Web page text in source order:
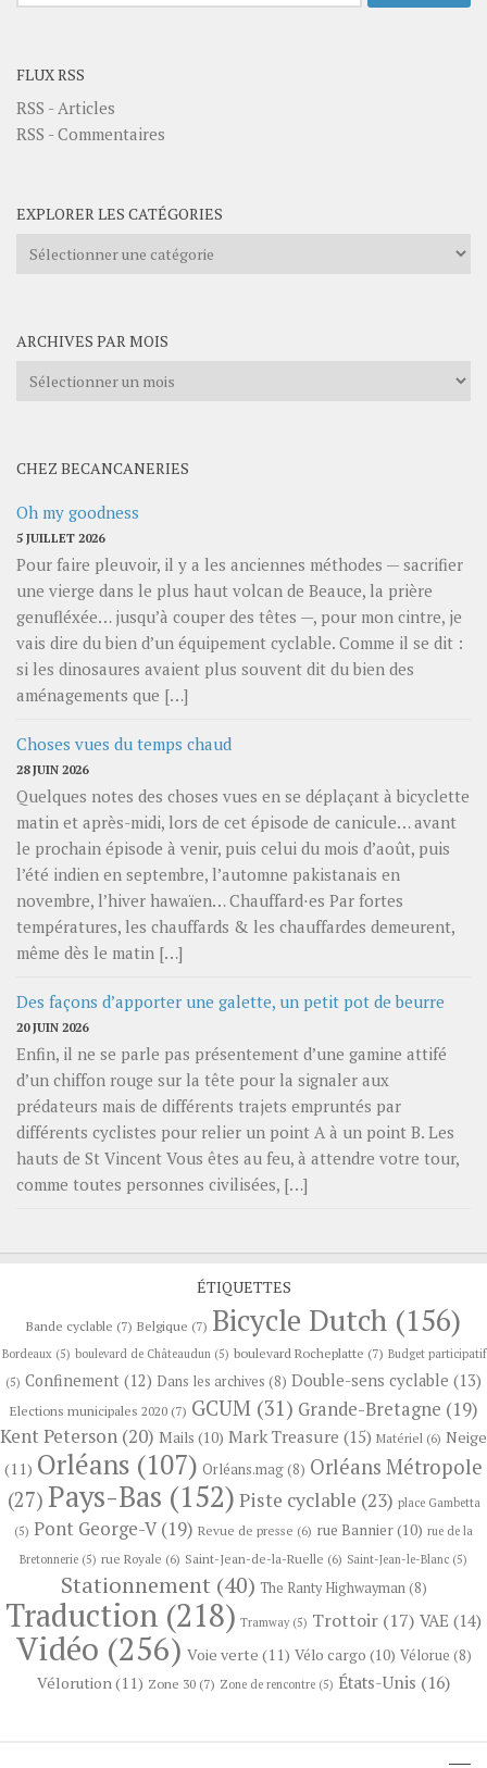
FLUX RSS
RSS - Articles
RSS - Commentaires
EXPLORER LES CATÉGORIES
Explorer
ARCHIVES PAR MOIS
Archives
CHEZ BECANCANERIES
Oh my goodness
5 JUILLET 2026
Pour faire pleuvoir, il y a les anciennes méthodes — sacrifier
une vierge dans le plus haut volcan de Beauce, la prière
genufléxée… jusqu’à couper des têtes —, pour mon cintre, je
vais dire du bien d’un équipement cyclable. Comme il se dit :
si les dinosaures avaient plus souvent dit du bien des
aménagements que […]
Choses vues du temps chaud
28 JUIN 2026
Quelques notes des choses vues en se déplaçant à bicyclette
matin et après-midi, lors de cet épisode de canicule… avant
le prochain épisode à venir, puis celui du mois d’août, puis
l’été indien en septembre, l’automne pakistanais en
novembre, l’hiver hawaïen… Chauffard⋅es Par fortes
températures, les chauffards & les chauffardes demeurent,
même dès le matin […]
Des façons d’apporter une galette, un petit pot de beurre
20 JUIN 2026
Enfin, il ne se parle pas présentement d’une gamine attifé
d’un chiffon rouge sur la tête pour la signaler aux
prédateurs mais de différents trajets empruntés par
différents cyclistes pour relier un point A à un point B. Les
hauts de St Vincent Vous êtes au feu, à attendre votre tour,
comme toutes personnes civilisées, […]
ÉTIQUETTES
Bande cyclable (7) Belgique (7) Bicycle Dutch (156)
Bordeaux (5) boulevard de Châteaudun (5) boulevard Rocheplatte (7) Budget participatif
(5) Confinement (12) Dans les archives (8) Double-sens cyclable (13)
Elections municipales 2020(7) GCUM (31) Grande-Bretagne (19)
Kent Peterson (20) Mails (10) Mark Treasure (15) Matériel (6) Neige
(11) Orléans (107) Orléans.mag (8) Orléans Métropole
(27) Pays-Bas (152) Piste cyclable (23) place Gambetta
(5) Pont George-V(19) Revue de presse (6) rue Bannier(10) rue de la
Bretonnerie (5) rue Royale (6) Saint-Jean-de-la-Ruelle (6) Saint-Jean-le-Blanc (5)
Stationnement (40) The Ranty Highwayman(8)
Traduction (218) Tramway(5) Trottoir (17) VAE (14)
Vidéo (256) Voie verte (11) Vélo cargo (10) Vélorue (8)
Vélorution (11) Zone 30 (7) Zone de rencontre (5) États-Unis (16)